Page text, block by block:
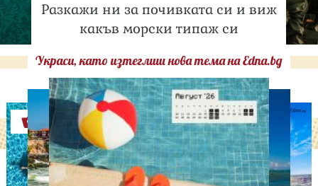
Разкажи ни за почивката си и виж
какъв морски типаж си
Украси, като изтеглиш нова тема на Edna.bg
Оферти
ЛЮБОПИТНО